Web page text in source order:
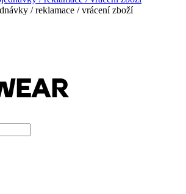
/ reklamace / vrácení zboží